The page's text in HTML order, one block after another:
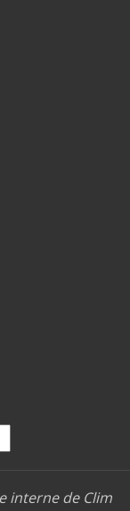
interne de Clim